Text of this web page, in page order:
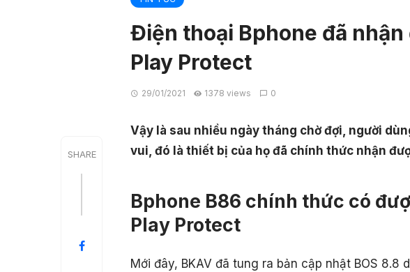
Điện thoại Bphone đã
Play Protect
29/01/2021 1378 views 0
SHARE
Vậy là sau nhiều ngày tháng chờ đợi, người
vui, đó là thiết bị của họ đã chính thức nhận
Bphone B86 chính thức có
Play Protect
Mới đây, BKAV đã tung ra bản cập nhật BOS 8.8